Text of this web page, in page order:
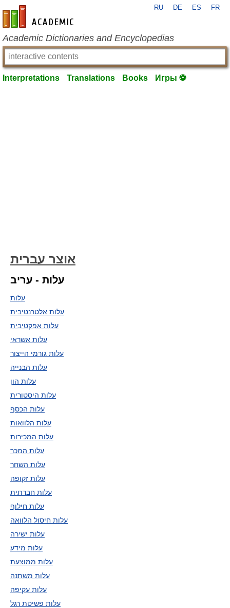
en-academic.com
RU DE ES FR
Academic Dictionaries and Encyclopedias
Interpretations Translations Books Игры ⚽
אוצר עברית
עלות - עריב
עלות
עלות אלטרנטיבית
עלות אפקטיבית
עלות אשראי
עלות גורמי הייצור
עלות הבנייה
עלות הון
עלות היסטורית
עלות הכסף
עלות הלוואות
עלות המכירות
עלות המכר
עלות השחר
עלות זקופה
עלות חברתית
עלות חילוף
עלות חיסול הלוואה
עלות ישירה
עלות מידע
עלות ממוצעת
עלות משתנה
עלות עקיפה
עלות פשיטת רגל